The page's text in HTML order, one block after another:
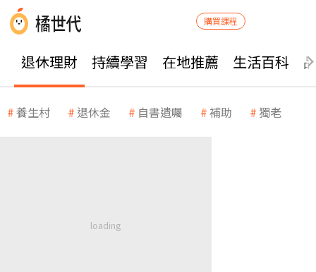
購買課程
退休理財 持續學習 在地推薦 生活百科
養生村 退休金 自書遺囑 補助 獨老